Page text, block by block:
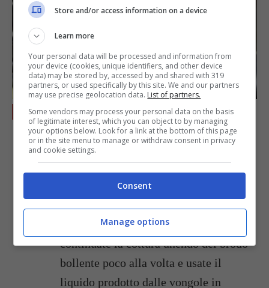
Versate di colpo un mestolo o più di
brodo bollente sulla pasta calda nella
padella ed iniziate a mescolare; il brodo
appena toccherà la padella dovrebbe
iniziare subito a bollire con enfasi (la
per ¾ la pasta). A questo punto
continuate la cottura unendo del brodo
bollente poco alla volta e usate il
liquido prodotto dalle vongole in
Store and/or access information on a device
Learn more
Your personal data will be processed and information from
your device (cookies, unique identifiers, and other device
data) may be stored by, accessed by and shared with 319
partners, or used specifically by this site. We and our partners
may use precise geolocation data. List of partners.
Some vendors may process your personal data on the basis
of legitimate interest, which you can object to by managing
your options below. Look for a link at the bottom of this page
or in the site menu to manage or withdraw consent in privacy
and cookie settings.
Consent
Manage options